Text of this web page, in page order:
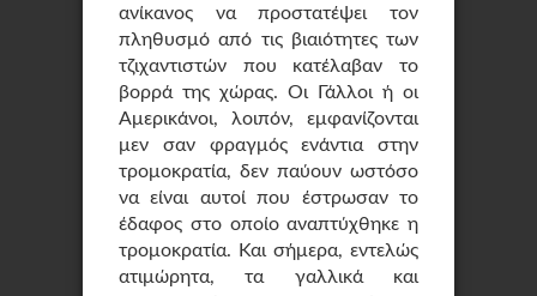
ανίκανος να προστατέψει τον
πληθυσμό από τις βιαιότητες των
τζιχαντιστών που κατέλαβαν το
βορρά της χώρας. Οι Γάλλοι ή οι
Αμερικάνοι, λοιπόν, εμφανίζονται
μεν σαν φραγμός ενάντια στην
τρομοκρατία, δεν παύουν ωστόσο
να είναι αυτοί που έστρωσαν το
έδαφος στο οποίο αναπτύχθηκε η
τρομοκρατία. Και σήμερα, εντελώς
ατιμώρητα, τα γαλλικά και